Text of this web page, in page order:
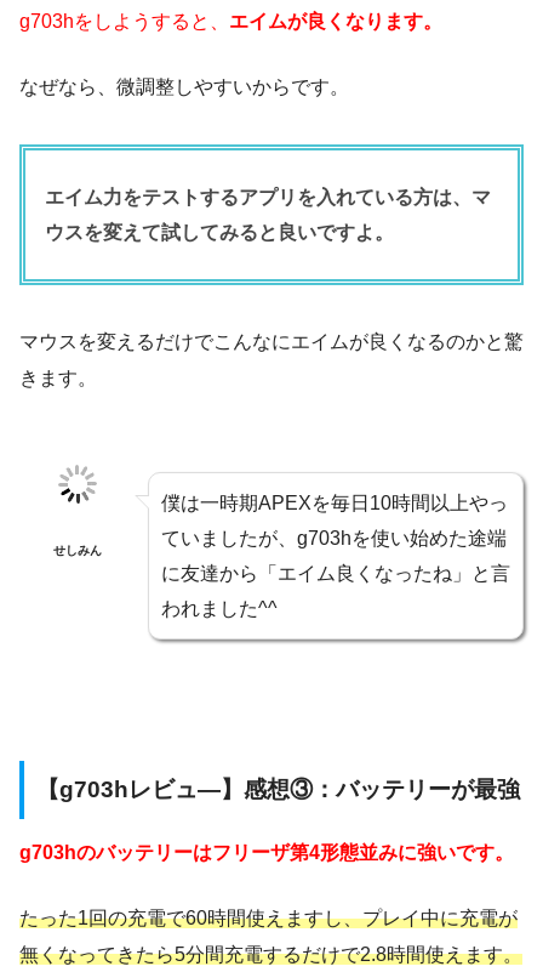
g703hをしようすると、 エイムが良くなります。
なぜなら、微調整しやすいからです。
エイム力をテストするアプリを入れている方は、マ
ウスを変えて試してみると良いですよ。
マウスを変えるだけでこんなにエイムが良くなるのかと驚
きます。
せしみん
僕は一時期APEXを毎日10時間以上やっ
ていましたが、g703hを使い始めた途端
に友達から「エイム良くなったね」と言
われました^^
【g703hレビュ―】感想③：バッテリーが最強
g703hのバッテリーはフリーザ第4形態並みに強いです。
たった1回の充電で60時間使えますし、プレイ中に充電が
無くなってきたら5分間充電するだけで2.8時間使えます。